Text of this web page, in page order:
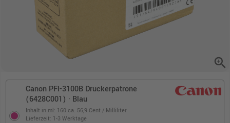
zoom_in
Canon PFI-3100B Druckerpatrone
(6428C001) · Blau
Inhalt in ml: 160 ca. 56,9 Cent / Milliliter
Lieferzeit: 1-3 Werktage